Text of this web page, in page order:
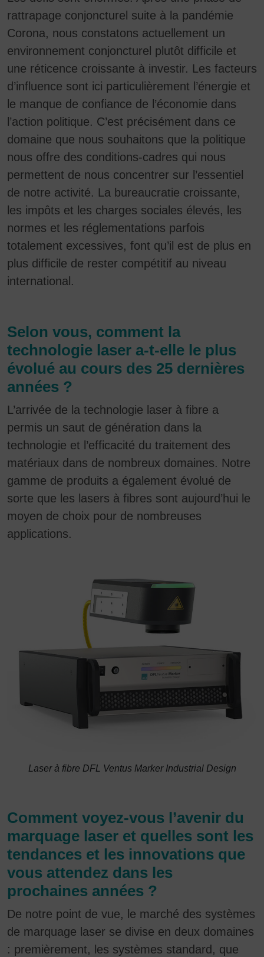
rattrapage conjoncturel suite à la pandémie
Corona, nous constatons actuellement un
environnement conjoncturel plutôt difficile et
une réticence croissante à investir. Les facteurs
d’influence sont ici particulièrement l’énergie et
le manque de confiance de l’économie dans
l’action politique. C’est précisément dans ce
domaine que nous souhaitons que la politique
nous offre des conditions-cadres qui nous
permettent de nous concentrer sur l’essentiel
de notre activité. La bureaucratie croissante,
les impôts et les charges sociales élevés, les
normes et les réglementations parfois
totalement excessives, font qu’il est de plus en
plus difficile de rester compétitif au niveau
international.
Selon vous, comment la
technologie laser a-t-elle le plus
évolué au cours des 25 dernières
années ?
L’arrivée de la technologie laser à fibre a
permis un saut de génération dans la
technologie et l’efficacité du traitement des
matériaux dans de nombreux domaines. Notre
gamme de produits a également évolué de
sorte que les lasers à fibres sont aujourd’hui le
moyen de choix pour de nombreuses
applications.
Laser à fibre DFL Ventus Marker Industrial Design
Comment voyez-vous l’avenir du
marquage laser et quelles sont les
tendances et les innovations que
vous attendez dans les
prochaines années ?
De notre point de vue, le marché des systèmes
de marquage laser se divise en deux domaines
: premièrement, les systèmes standard, que
cookies essentiels », d'« accepter tous les cookies »
ou de « personnaliser la gestion des cookies » après
avoir sélectionné certains cookies dans la liste
affichée.
La décision de consentir à l'utilisation de cookies non
essentiels vous appartient. Vous pouvez également
modifier vos préférences ultérieurement en cliquant
sur le bouton « Gestion des cookies » présent en bas
de page. Vous trouverez des indications
complémentaires dans notre avis de confidentialité.
Nous utilisons Google Analytics pour effectuer une
analyse continue et une évaluation statistique du site
web afin d'optimiser ce dernier et d'améliorer
l'expérience utilisateur. Dans ce cadre, le
LLC ; les pages visitées, le temps passé sur une page
et les interactions effectuées sont traités, ce qui
permet à Google de les utiliser à ses propres fins, de
les agréger en un profil utilisateur et de les croiser
avec d'autres données d'utilisation.
En acceptant le cookie lié aux services Google, vous
Unis. Les États-Unis sont considérés par la Cour
européenne de justice comme un pays dont le niveau
de protection des données est insuffisant au regard
des normes européennes.
Vos données sont notamment susceptibles d'être
traitées par les autorités américaines à des fins de
possibilité de recours. Si vous cliquez sur « Accepter
uniquement les cookies essentiels », ce transfert
n'aura pas lieu.